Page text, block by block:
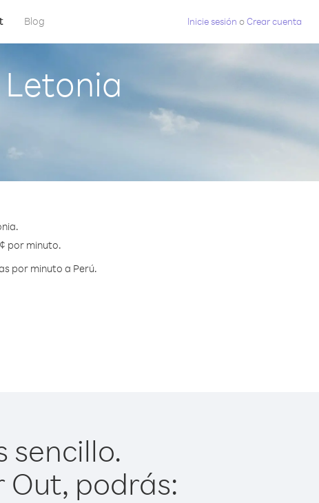
Blog Inicie sesión oCrear cuenta
por minuto.
por minuto a Perú.
sencillo.
Out, podrás: